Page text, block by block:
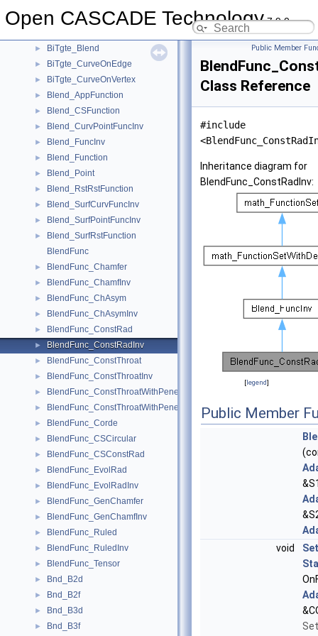
Open CASCADE Technology7.9.0
► Bisector_PointOnBis
► BiTgte_Blend
► BiTgte_CurveOnEdge
► BiTgte_CurveOnVertex
► Blend_AppFunction
► Blend_CSFunction
► Blend_CurvPointFuncInv
► Blend_FuncInv
► Blend_Function
► Blend_Point
► Blend_RstRstFunction
► Blend_SurfCurvFuncInv
► Blend_SurfPointFuncInv
►
Blend_SurfRstFunction
BlendFunc
► BlendFunc_Chamfer
► BlendFunc_ChamfInv
► BlendFunc_ChAsym
► BlendFunc_ChAsymInv
► BlendFunc_ConstRad
► BlendFunc_ConstRadInv
► BlendFunc_ConstThroat
► BlendFunc_ConstThroatInv
► BlendFunc_ConstThroatWithPenetration
► BlendFunc_ConstThroatWithPenetrationInv
► BlendFunc_Corde
► BlendFunc_CSCircular
► BlendFunc_CSConstRad
► BlendFunc_EvolRad
► BlendFunc_EvolRadInv
► BlendFunc_GenChamfer
► BlendFunc_GenChamfInv
► BlendFunc_Ruled
► BlendFunc_RuledInv
► BlendFunc_Tensor
► Bnd_B2d
► Bnd_B2f
► Bnd_B3d
► Bnd_B3f
Public Member
Class Reference
#include
Inheritance diagram for
BlendFunc_ConstRadInv:
[legend]
Public Member
void
Set